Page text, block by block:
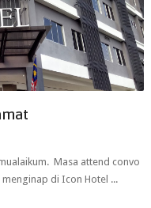
Masa attend convo
di Icon Hotel ...